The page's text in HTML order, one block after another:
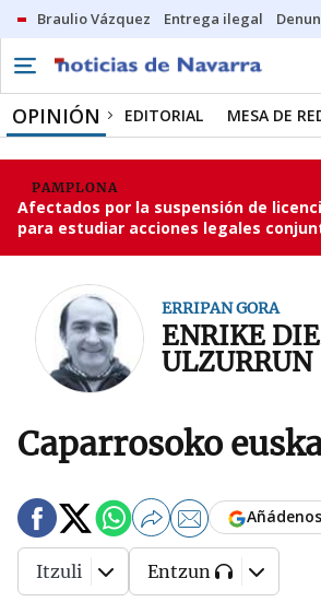
Braulio Vázquez Entrega ilegal
OPINIÓN EDITORIAL MESA DE
PAMPLONA
Afectados por la suspensión de
para estudiar acciones legales
ERRIPAN GORA
ENRIKE
ULZURRUN
Caparrosoko
Itzuli Entzun